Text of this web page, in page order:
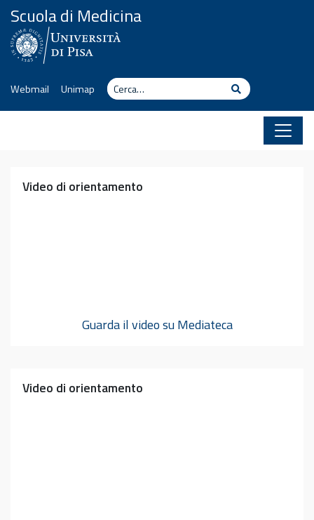
Vai al contenuto
Scuola di Medicina
Webmail Unimap Cerca Cerca
Video di orientamento
Guarda il video su Mediateca
Video di orientamento